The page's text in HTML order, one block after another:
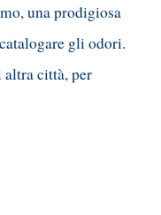
una prodigiosa
gli odori.
altra città, per